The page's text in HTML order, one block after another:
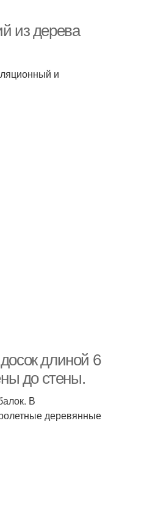
из дерева
и
длиной 6
до стены.
В
деревянные